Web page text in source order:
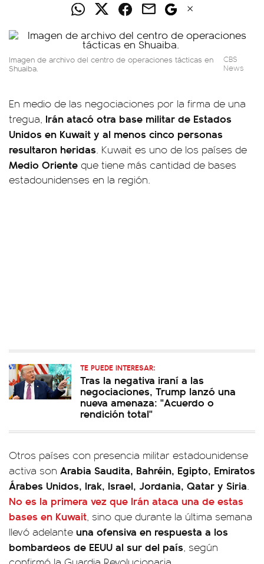
Imagen de archivo del centro de operaciones tácticas en
Shuaiba.
CBS
News
En medio de las negociaciones por la firma de una
tregua, Irán atacó otra base militar de Estados
Unidos en Kuwait y al menos cinco personas
resultaron heridas. Kuwait es uno de los países de
Medio Oriente que tiene más cantidad de bases
estadounidenses en la región.
TE PUEDE INTERESAR:
Tras la negativa iraní a las
negociaciones, Trump lanzó una
nueva amenaza: "Acuerdo o
rendición total"
Otros países con presencia militar estadounidense
activa son Arabia Saudita, Bahréin, Egipto, Emiratos
Árabes Unidos, Irak, Israel, Jordania, Qatar y Siria.
No es la primera vez que Irán ataca una de estas
bases en Kuwait, sino que durante la última semana
llevó adelante una ofensiva en respuesta a los
bombardeos de EEUU al sur del país, según